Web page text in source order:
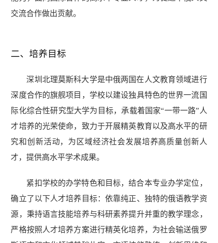
交流合作做出贡献。
二、培养目标
深圳北理莫斯科大学是中俄两国在人文教育领域进行
深度合作的旗舰项目，学校以建设独具特色的世界一流国
际化综合性研究型大学为目标，承载着国家“一带一路”人
才培养的光荣使命，致力于开展精英教育以及高水平的研
究和创新活动，为区域经济社会发展培养高质量创新人
才，提供高水平学术成果。
紧扣学校的办学特色和目标，结合本专业办学定位，
确立了以下人才培养目标：依靠纯正、独特的俄语教学资
源，秉持语言技能培养与科研素养提升并重的教学理念，
严格按照人才培养方案进行精英化培养，为社会输送俄罗